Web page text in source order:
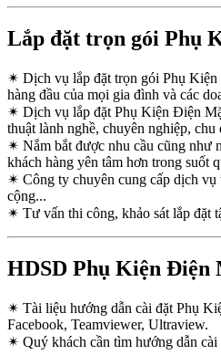
Lắp đặt trọn gói Phụ
✴ Dịch vụ lắp đặt trọn gói Phụ
hàng đầu của mọi gia đình và các
✴ Dịch vụ lắp đặt Phụ Kiện Điện
thuật lành nghề, chuyên nghiệp, chu
✴ Nắm bắt được nhu cầu cũng như
khách hàng yên tâm hơn trong suốt
✴ Công ty chuyên cung cấp dịch vụ
cộng...
✴ Tư vấn thi công, khảo sát lắp đặt
HDSD Phụ Kiện Điện
✴ Tài liệu hướng dẫn cài đặt Phụ
Facebook, Teamviewer, Ultraview.
✴ Quý khách cần tìm hướng dẫn